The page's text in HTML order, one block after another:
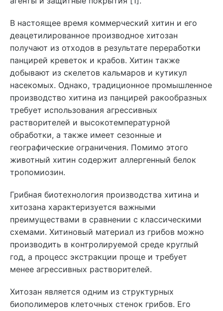
В настоящее время коммерческий хитин и его
деацетилированное производное хитозан
получают из отходов в результате переработки
панцирей креветок и крабов. Хитин также
добывают из скелетов кальмаров и кутикул
насекомых. Однако, традиционное промышленное
производство хитина из панцирей ракообразных
требует использования агрессивных
растворителей и высокотемпературной
обработки, а также имеет сезонные и
географические ограничения. Помимо этого
животный хитин содержит аллергенный белок
тропомиозин.
Грибная биотехнология производства хитина и
хитозана характеризуется важными
преимуществами в сравнении с классическими
схемами. Хитиновый материал из грибов можно
производить в контролируемой среде круглый
год, а процесс экстракции проще и требует
менее агрессивных растворителей.
Хитозан является одним из структурных
биополимеров клеточных стенок грибов. Его